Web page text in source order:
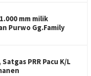
mm milik
Purwo Gg.Family
PRR Pacu K/L